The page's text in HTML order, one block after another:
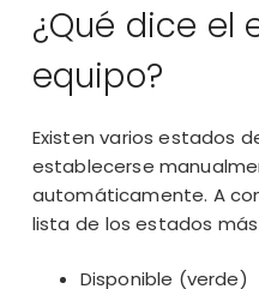
¿Qué dice el
equipo?
Existenvarios estados
establecerse
automáticamente. A
lista de los estados
Disponible (verde)